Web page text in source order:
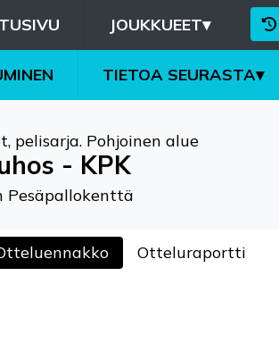
JOUKKUEET▾
TIETOA SEURASTA▾
pelisarja. Pohjoinen alue
- KPK
Pesäpallokenttä
Otteluraportti